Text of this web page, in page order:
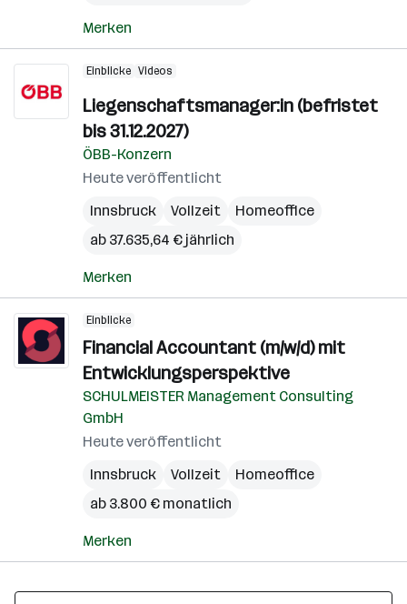
Merken
Einblicke Videos
Liegenschaftsmanager:in (befristet
bis 31.12.2027)
ÖBB-Konzern
Heute veröffentlicht
Innsbruck
Vollzeit
Homeoffice
ab 37.635,64 € jährlich
Merken
Einblicke
Financial Accountant (m/w/d) mit
Entwicklungsperspektive
SCHULMEISTER Management Consulting
GmbH
Heute veröffentlicht
Innsbruck
Vollzeit
Homeoffice
ab 3.800 € monatlich
Merken